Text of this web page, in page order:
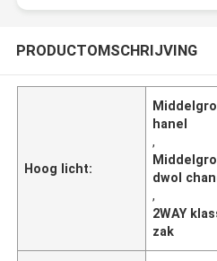
PRODUCTOMSCHRIJVING
Hoog licht:
hanel
,
dwol
,
2WAY
zak